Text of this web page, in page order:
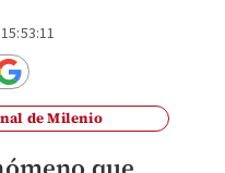
de Milenio